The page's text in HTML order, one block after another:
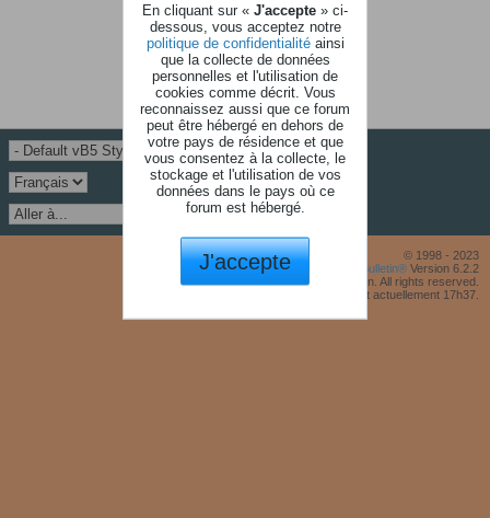
© 1998 - 2023
Powered by
vBulletin® Version 6.2.2
Copyright © 2026 MH Sub I, LLC dba vBulletin. All rights reserved.
Fuseau horaire GMT +1. Il est actuellement 17h37.
En cliquant sur « J'accepte » ci-
dessous, vous acceptez notre
politique de confidentialitéainsi
que la collecte de données
personnelles et l'utilisation de
cookies comme décrit. Vous
reconnaissez aussi que ce forum
peut être hébergé en dehors de
votre pays de résidence et que
vous consentez à la collecte, le
stockage et l'utilisation de vos
données dans le pays où ce
forum est hébergé.
J'accepte